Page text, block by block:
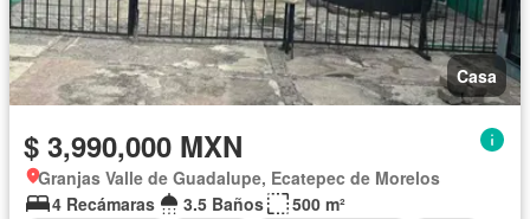
Casa
$ 3,990,000 MXN
Granjas Valle de Guadalupe, Ecatepec de Morelos
4 Recámaras
3.5 Baños
500 m²